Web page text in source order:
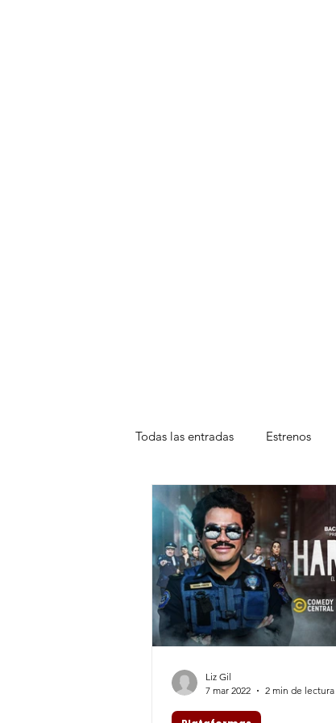
Todas las entradas Estrenos
Teatro Plataformas
Liz Gil
7 mar 2022
2 min de lectura